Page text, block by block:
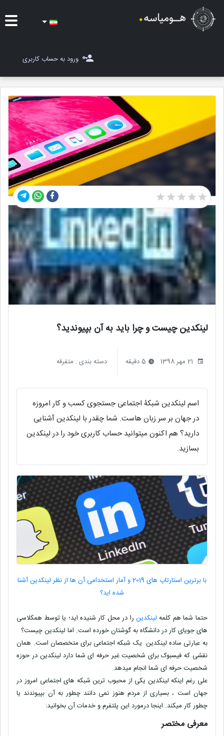
مسابقات
مجله هومیاسه
ثبت ایده
ورود به حساب کاربری
لینکدین چیست و چرا باید به آن بپیوندید؟
21 مهر 1398 دسته بندی : متفرقه
اسم لینکدین شبکۀ اجتماعی جستجوی کسب و کار امروزه
در جهان بر سر زبان هاست. شما چقدر با لینکدین آشنایی
دارید؟ هم اکنون میتوانید حساب کاربری خود را در لینکدین
بسازید.
با برترین استارتاپ های 2019 و آمار استخدامی آن ها از نظر لینکدین آشنا
شده اید؟
حتما شما هم کلمه لینکدین را در محل کار شنیده اید؛ یا توسط همکلاسی
های جویای کار در دانشگاه به گوشتان خورده است. اما لینکدین چیست؟
به عبارتی ساده لینکدین یک شبکه اجتماعی برای متخصصان است. همان
نقشی که فیسبوک برای شخصیت غیر حرفه ای شما دارد لینکدین در حوزه
شخصیت حرفه ای شما انجام میدهد.
علی رغم اینکه لینکدین یکی از محبوب ترین شبکه های اجتماعی امروز در
جهان است ، بسیاری از مردم هنوز نمی دانند چطور به آن بپیوندند یا
چطور کار میکند. اینجا درمورد این پلتفرم و خدمات آن بخوانید:
معرفی مختصر